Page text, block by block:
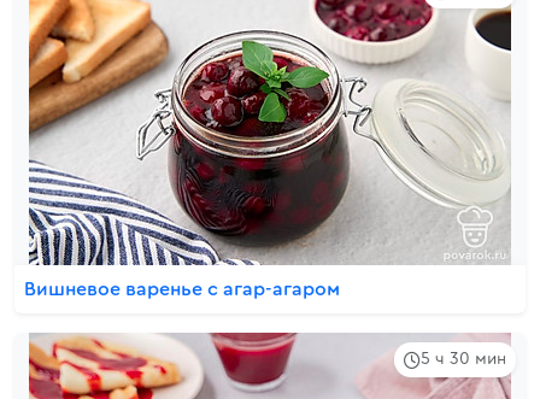
Вишневое варенье с агар-агаром
5 ч 30 мин